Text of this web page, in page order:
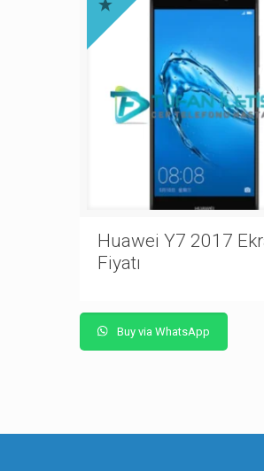
Huawei Y7 2017
Fiyatı
Buy via WhatsApp